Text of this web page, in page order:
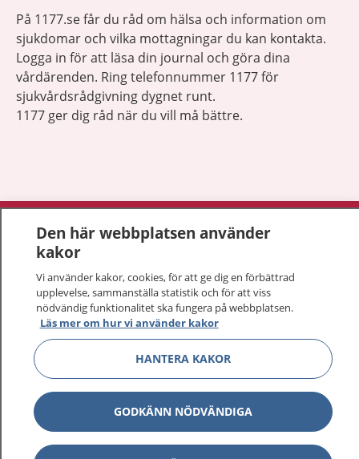
På 1177.se får du råd om hälsa och information om
sjukdomar och vilka mottagningar du kan kontakta.
Logga in för att läsa din journal och göra dina
vårdärenden. Ring telefonnummer 1177 för
sjukvårdsrådgivning dygnet runt.
1177 ger dig råd när du vill må bättre.
1177 på flera språk
Kontakt
Behandling av personuppgifter
Hantering av kakor
Inställningar för kakor
Den här webbplatsen använder
kakor
Vi använder kakor, cookies, för att ge dig en förbättrad
upplevelse, sammanställa statistik och för att viss
nödvändig funktionalitet ska fungera på webbplatsen.
Läs mer om hur vi använder kakor
HANTERA KAKOR
GODKÄNN NÖDVÄNDIGA